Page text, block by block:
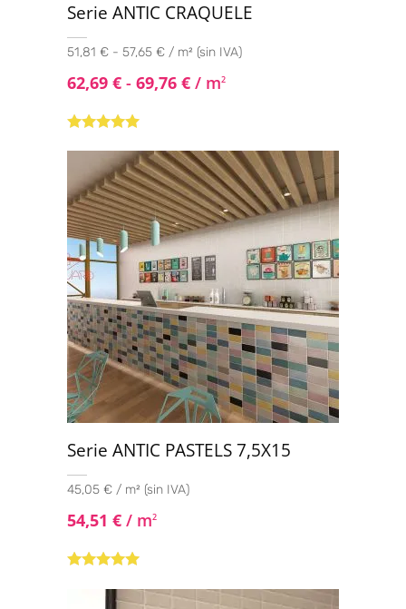
Serie ANTIC CRAQUELE
51,81 € - 57,65 € / m² (sin IVA)
62,69 € - 69,76 € / m2
de 5
Serie ANTIC PASTELS 7,5X15
45,05 € / m² (sin IVA)
54,51 € / m2
de 5